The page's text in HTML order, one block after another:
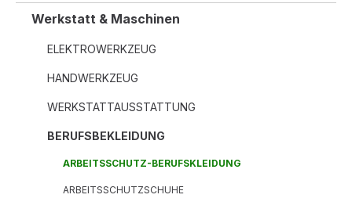
Werkstatt & Maschinen
ELEKTROWERKZEUG
HANDWERKZEUG
WERKSTATTAUSSTATTUNG
BERUFSBEKLEIDUNG
ARBEITSSCHUTZ-BERUFSKLEIDUNG
ARBEITSSCHUTZSCHUHE